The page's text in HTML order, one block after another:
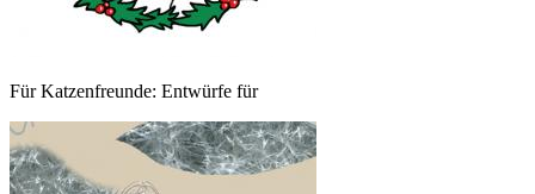
Für Katzenfreunde: Entwürfe für